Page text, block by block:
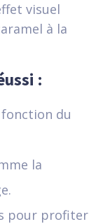
visuel
à la
:
du
la
pour profiter